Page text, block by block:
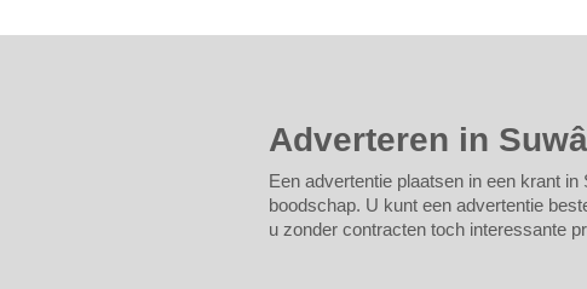
Adverteren in
Een advertentie plaatsen in een krant
boodschap. U kunt een advertentie
u zonder contracten toch interessante